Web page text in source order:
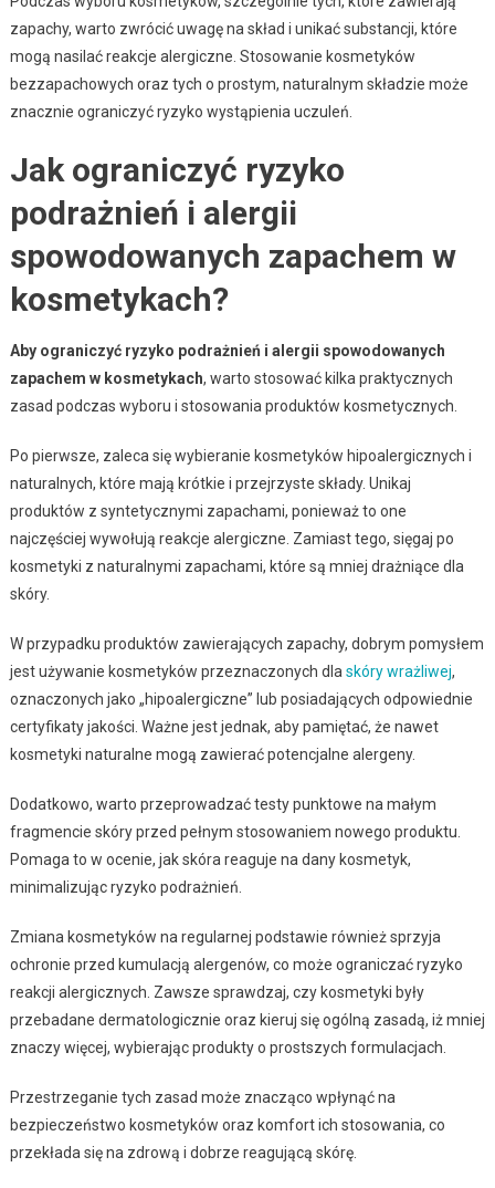
zapachy, warto zwrócić uwagę na skład i unikać substancji, które
mogą nasilać reakcje alergiczne. Stosowanie kosmetyków
bezzapachowych oraz tych o prostym, naturalnym składzie może
znacznie ograniczyć ryzyko wystąpienia uczuleń.
Jak ograniczyć ryzyko
podrażnień i alergii
spowodowanych zapachem w
kosmetykach?
Aby ograniczyć ryzyko podrażnień i alergii spowodowanych
zapachem w kosmetykach, warto stosować kilka praktycznych
zasad podczas wyboru i stosowania produktów kosmetycznych.
Po pierwsze, zaleca się wybieranie kosmetyków hipoalergicznych i
naturalnych, które mają krótkie i przejrzyste składy. Unikaj
produktów z syntetycznymi zapachami, ponieważ to one
najczęściej wywołują reakcje alergiczne. Zamiast tego, sięgaj po
kosmetyki z naturalnymi zapachami, które są mniej drażniące dla
skóry.
W przypadku produktów zawierających zapachy, dobrym pomysłem
jest używanie kosmetyków przeznaczonych dla skóry wrażliwej,
oznaczonych jako „hipoalergiczne” lub posiadających odpowiednie
certyfikaty jakości. Ważne jest jednak, aby pamiętać, że nawet
kosmetyki naturalne mogą zawierać potencjalne alergeny.
Dodatkowo, warto przeprowadzać testy punktowe na małym
fragmencie skóry przed pełnym stosowaniem nowego produktu.
Pomaga to w ocenie, jak skóra reaguje na dany kosmetyk,
minimalizując ryzyko podrażnień.
Zmiana kosmetyków na regularnej podstawie również sprzyja
ochronie przed kumulacją alergenów, co może ograniczać ryzyko
reakcji alergicznych. Zawsze sprawdzaj, czy kosmetyki były
przebadane dermatologicznie oraz kieruj się ogólną zasadą, iż mniej
znaczy więcej, wybierając produkty o prostszych formulacjach.
Przestrzeganie tych zasad może znacząco wpłynąć na
bezpieczeństwo kosmetyków oraz komfort ich stosowania, co
przekłada się na zdrową i dobrze reagującą skórę.